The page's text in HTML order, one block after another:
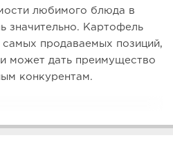
любимого блюда в
значительно. Картофель
продаваемых позиций,
может дать преимущество
конкурентам.